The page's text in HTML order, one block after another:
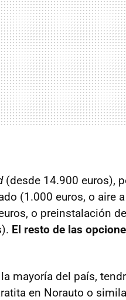
(desde 14.900 euros),
(1.000 euros, o aire
o preinstalación
El resto de las
mayoría del país,
en Norauto o